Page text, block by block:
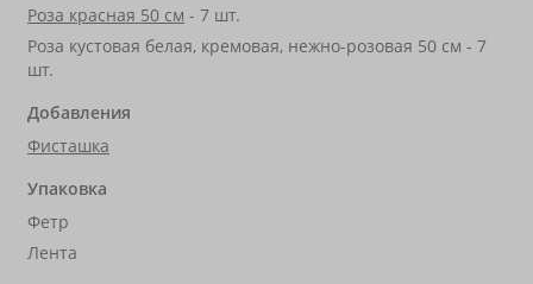
Роза красная 50 см - 7 шт.
Роза кустовая белая, кремовая, нежно-розовая 50 см - 7
шт.
Добавления
Фисташка
Упаковка
Фетр
Лента